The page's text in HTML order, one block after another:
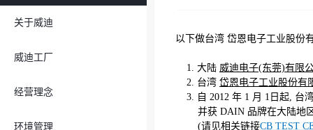
关于威迪
威迪工厂
经营理念
环境管理
以下做台湾 岱恩电子工业股份
1. 大陆 威迪电子(东莞)有限
2. 台湾 岱恩电子工业股份有
3. 自 2012 年 1 月 1日起, 台
并获 DAIN 品牌在大陆地区
(请见相关链接CB TEST